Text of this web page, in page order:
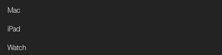
Mac
iPad
Watch